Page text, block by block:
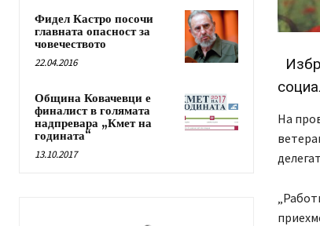
Фидел Кастро посочи
главната опасност за
човечеството
22.04.2016
Община Ковачевци е
финалист в голямата
надпревара „Кмет на
годината“
13.10.2017
На